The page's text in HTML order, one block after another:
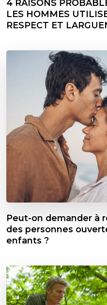
4 RAISONS
LES HOMMES
RESPECT ET
Peut-on demander à
des personnes
enfants ?